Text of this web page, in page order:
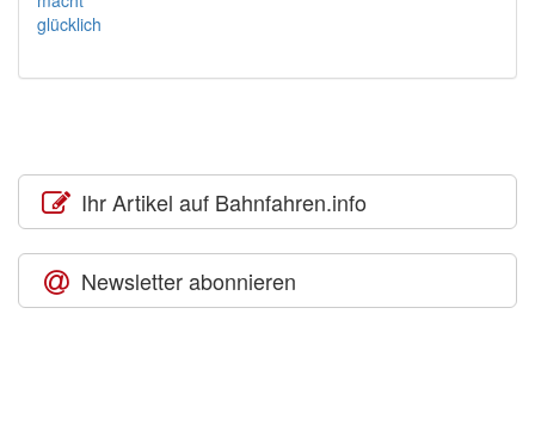
Ihr Artikel auf Bahnfahren.info
Newsletter abonnieren